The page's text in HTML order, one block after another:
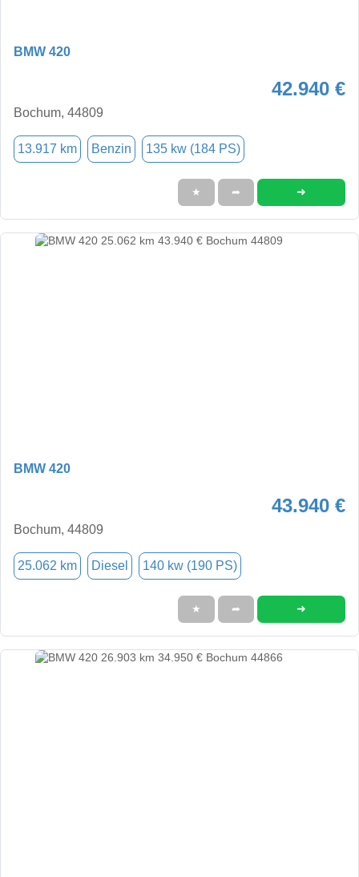
BMW 420
42.940 €
Bochum, 44809
13.917 km Benzin 135 kw (184 PS)
★ ➦ ➜
BMW 420
43.940 €
Bochum, 44809
25.062 km Diesel 140 kw (190 PS)
★ ➦ ➜